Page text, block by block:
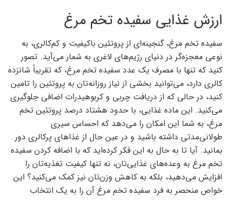
ارزش غذایی سفیده تخم مرغ
سفیده تخم مرغ، گنجینه‌ای از پروتئین باکیفیت و کم‌کالری، به
نوعی معجزه‌گر در دنیای رژیم‌های لاغری به شمار می‌آید. تصور
کنید که تنها با مصرف یک عدد سفیده تخم مرغ، که تقریباً شانزده
کالری دارد، می‌توانید بخشی از نیاز روزانه‌تان به پروتئین را تامین
کنید، در حالی که از دریافت چربی و کربوهیدرات اضافی جلوگیری
می‌کنید. این ماده غذایی، با حدود هشتاد درصد پروتئین تخم
مرغ، به شما این امکان را می‌دهد که احساس سیری
طولانی‌مدتی داشته باشید و در عین حال از غذاهای پرکالری دور
بمانید. آیا تا به حال به این فکر کرده‌اید که با اضافه کردن سفیده
تخم مرغ به وعده‌های غذایی‌تان، نه تنها کیفیت تغذیه‌تان را
افزایش می‌دهید، بلکه به کاهش وزن‌تان نیز کمک می‌کنید؟ این
خواص منحصر به فرد سفیده تخم مرغ آن را به یک انتخاب